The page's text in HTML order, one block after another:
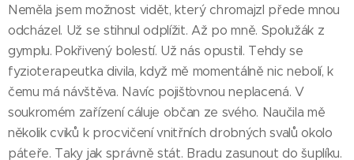
Neměla jsem možnost vidět, který chromajzl přede mnou
odcházel. Už se stihnul odplížit. Až po mně. Spolužák z
gymplu. Pokřivený bolestí. Už nás opustil. Tehdy se
fyzioterapeutka divila, když mě momentálně nic nebolí, k
čemu má návštěva. Navíc pojišťovnou neplacená. V
soukromém zařízení cáluje občan ze svého. Naučila mě
několik cviků k procvičení vnitřních drobných svalů okolo
páteře. Taky jak správně stát. Bradu zasunout do šuplíku.